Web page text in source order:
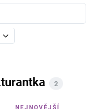
2
NEJNOVĚJŠÍ